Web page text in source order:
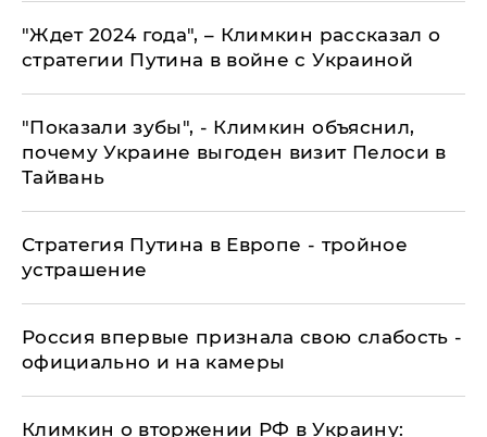
"Ждет 2024 года", – Климкин рассказал о
стратегии Путина в войне с Украиной
​"Показали зубы", - Климкин объяснил,
почему Украине выгоден визит Пелоси в
Тайвань
​Стратегия Путина в Европе - тройное
устрашение
Россия впервые признала свою слабость -
официально и на камеры
Климкин о вторжении РФ в Украину: